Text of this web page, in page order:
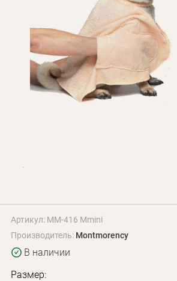
Оплата и доставка
Программа лояльности
Оптовым клиентам
Артикул: MM-416 Mmini
Производитель: Montmorency
В наличии
Размер: